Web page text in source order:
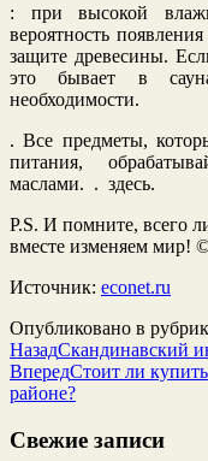
: при высокой
вероятность
защите древесины.
это бывает в
необходимости.
. Все предметы,
питания,
маслами. . здесь.
P.S. И помните, всего
вместе изменяем мир!
Источник: econet.ru
Опубликовано в
НазадСкандинавский
ВпередСтоит ли
районе?
Свежие записи